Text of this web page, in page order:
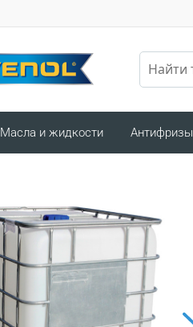
Масла и жидкости Антифризы